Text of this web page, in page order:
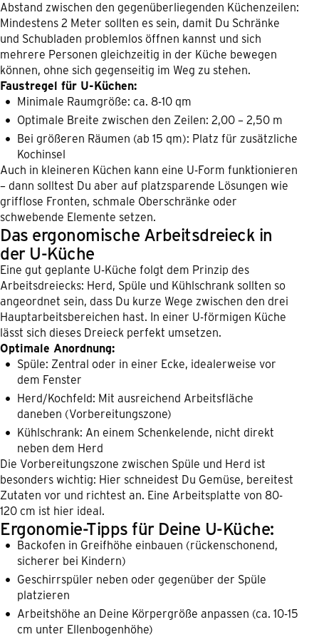
Abstand zwischen den gegenüberliegenden Küchenzeilen:
Mindestens 2 Meter sollten es sein, damit Du Schränke
und Schubladen problemlos öffnen kannst und sich
mehrere Personen gleichzeitig in der Küche bewegen
können, ohne sich gegenseitig im Weg zu stehen.
Faustregel für U-Küchen:
Minimale Raumgröße: ca. 8-10 qm
Optimale Breite zwischen den Zeilen: 2,00 – 2,50 m
Bei größeren Räumen (ab 15 qm): Platz für zusätzliche
Kochinsel
Auch in kleineren Küchen kann eine U-Form funktionieren
– dann solltest Du aber auf platzsparende Lösungen wie
grifflose Fronten, schmale Oberschränke oder
schwebende Elemente setzen.
Das ergonomische Arbeitsdreieck in
der U-Küche
Eine gut geplante U-Küche folgt dem Prinzip des
Arbeitsdreiecks: Herd, Spüle und Kühlschrank sollten so
angeordnet sein, dass Du kurze Wege zwischen den drei
Hauptarbeitsbereichen hast. In einer U-förmigen Küche
lässt sich dieses Dreieck perfekt umsetzen.
Optimale Anordnung:
Spüle: Zentral oder in einer Ecke, idealerweise vor
dem Fenster
Herd/Kochfeld: Mit ausreichend Arbeitsfläche
daneben (Vorbereitungszone)
Kühlschrank: An einem Schenkelende, nicht direkt
neben dem Herd
Die Vorbereitungszone zwischen Spüle und Herd ist
besonders wichtig: Hier schneidest Du Gemüse, bereitest
Zutaten vor und richtest an. Eine Arbeitsplatte von 80-
120 cm ist hier ideal.
Ergonomie-Tipps für Deine U-Küche:
Backofen in Greifhöhe einbauen (rückenschonend,
sicherer bei Kindern)
Geschirrspüler neben oder gegenüber der Spüle
platzieren
Arbeitshöhe an Deine Körpergröße anpassen (ca. 10-15
cm unter Ellenbogenhöhe)